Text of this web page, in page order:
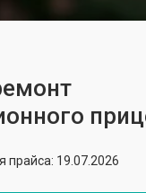
прайса: 19.07.2026